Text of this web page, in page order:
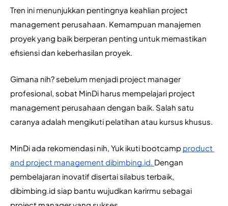
Tren ini menunjukkan pentingnya keahlian project
management perusahaan. Kemampuan manajemen
proyek yang baik berperan penting untuk memastikan
efisiensi dan keberhasilan proyek.
Gimana nih? sebelum menjadi project manager
profesional, sobat MinDi harus mempelajari project
management perusahaan dengan baik. Salah satu
caranya adalah mengikuti pelatihan atau kursus khusus.
MinDi ada rekomendasi nih, Yuk ikuti bootcamp product
and project management dibimbing.id. Dengan
pembelajaran inovatif disertai silabus terbaik,
dibimbing.id siap bantu wujudkan karirmu sebagai